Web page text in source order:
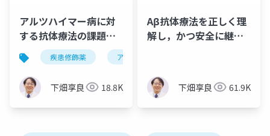
アルツハイマー病に対
する抗体療法の課題と
将来の展望・改訂版
疾患修飾薬 アルツハイマー病
下畑享良 18.8K
Aβ抗体療法を正しく理
解し，かつ安全に継続
下畑享良 61.9K